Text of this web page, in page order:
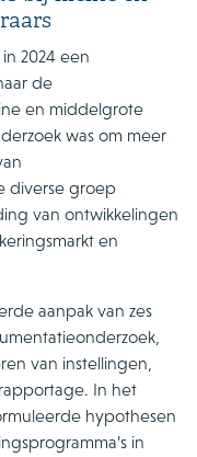
2024 een
de
en middelgrote
was om meer
diverse groep
van ontwikkelingen
en
aanpak van zes
van instellingen,
In het
hypothesen
in